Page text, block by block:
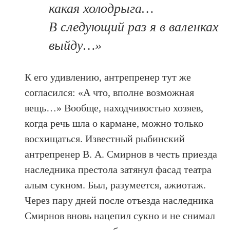
какая холодрыга…
В следующий раз я в валенках
выйду…»
К его удивлению, антрепренер тут же
согласился: «А что, вполне возможная
вещь…» Вообще, находчивостью хозяев,
когда речь шла о кармане, можно только
восхищаться. Известный рыбинский
антрепренер В. А. Смирнов в честь приезда
наследника престола затянул фасад театра
алым сукном. Был, разумеется, ажиотаж.
Через пару дней после отъезда наследника
Смирнов вновь нацепил сукно и не снимал